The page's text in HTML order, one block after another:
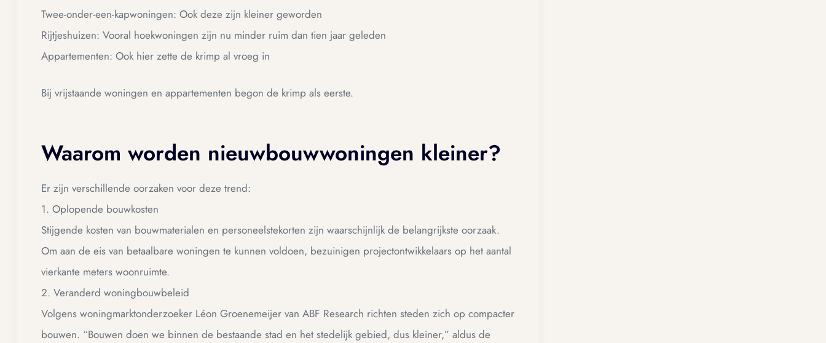
Twee-onder-een-kapwoningen: Ook deze zijn kleiner geworden
Rijtjeshuizen: Vooral hoekwoningen zijn nu minder ruim dan tien jaar geleden
Appartementen: Ook hier zette de krimp al vroeg in
Bij vrijstaande woningen en appartementen begon de krimp als eerste.
Waarom worden nieuwbouwwoningen kleiner?
Er zijn verschillende oorzaken voor deze trend:
1. Oplopende bouwkosten
Stijgende kosten van bouwmaterialen en personeelstekorten zijn waarschijnlijk de belangrijkste oorzaak.
Om aan de eis van betaalbare woningen te kunnen voldoen, bezuinigen projectontwikkelaars op het aantal
vierkante meters woonruimte.
2. Veranderd woningbouwbeleid
Volgens woningmarktonderzoeker Léon Groenemeijer van ABF Research richten steden zich op compacter
bouwen. “Bouwen doen we binnen de bestaande stad en het stedelijk gebied, dus kleiner,” aldus de